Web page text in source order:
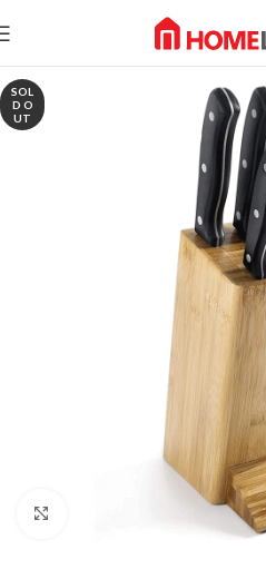
SOL
D O
UT